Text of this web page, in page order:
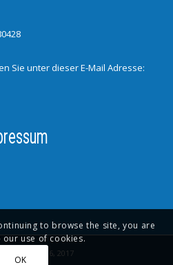
Sie unter dieser E-Mail Adresse:
2016, 2017
to browse the site, you are
our use of cookies.
OK